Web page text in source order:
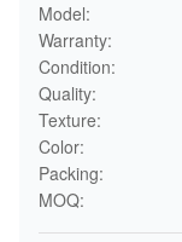
Model:
Warranty:
Condition:
Quality:
Texture:
Color:
Packing:
MOQ: